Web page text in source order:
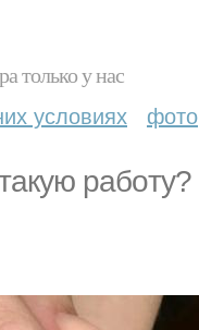
только у нас
условиях фото
paбoту?